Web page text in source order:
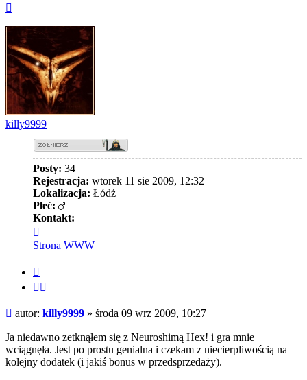
killy9999
Posty: 34
Rejestracja: wtorek 11 sie 2009, 12:32
Lokalizacja: Łódź
Płeć:
Kontakt:
się
z
Strona WWW
Post
autor: killy9999 » środa 09 wrz 2009, 10:27
Ja niedawno zetknąłem się z Neuroshimą Hex! i gra mnie
wciągnęła. Jest po prostu genialna i czekam z niecierpliwością na
kolejny dodatek (i jakiś bonus w przedsprzedaży).